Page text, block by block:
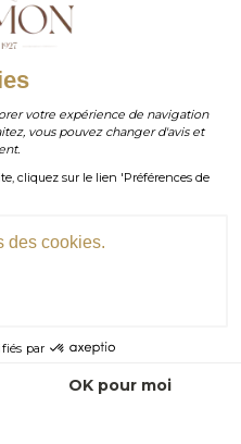
votre expérience de navigation
vous pouvez changer d'avis et
cliquez sur le lien 'Préférences de
des cookies.
par
OK pour moi
contact@salmonparis.com
. 63 . 76 . 57
droits réservés.
PANIER